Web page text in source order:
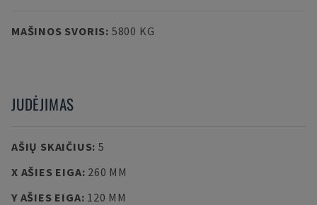
MAŠINOS SVORIS: 5800 KG
JUDĖJIMAS
AŠIŲ SKAIČIUS: 5
X AŠIES EIGA: 260 MM
Y AŠIES EIGA: 120 MM